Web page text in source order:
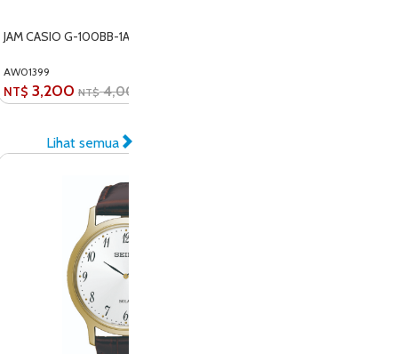
JAM CASIO G-100BB-1A
AW01399
NT$ 3,200 NT$ 4,000
Lihat semua